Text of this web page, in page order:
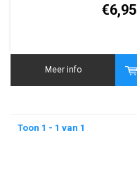
€6,95
Meer info
Toon 1 - 1 van 1